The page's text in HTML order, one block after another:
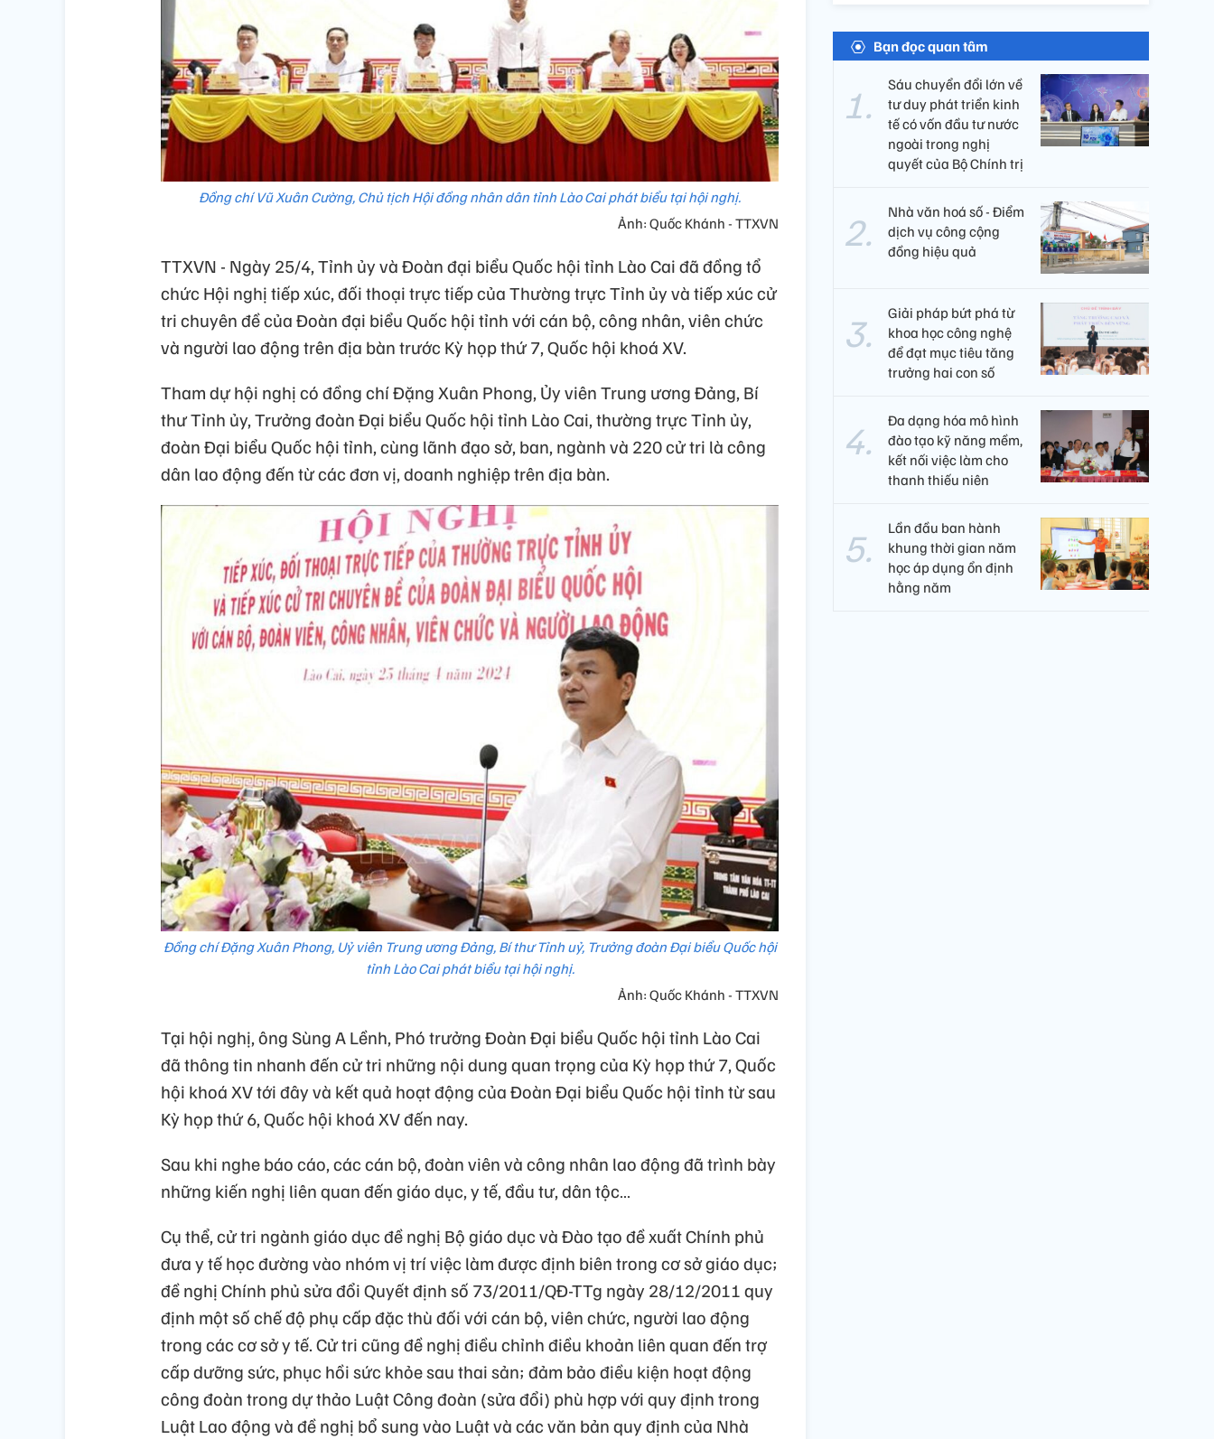
Đồng chí Vũ Xuân Cường, Chủ tịch Hội đồng nhân dân tỉnh Lào Cai phát biểu tại hội nghị.
Ảnh: Quốc Khánh - TTXVN
TTXVN - Ngày 25/4, Tỉnh ủy và Đoàn đại biểu Quốc hội tỉnh Lào Cai đã đồng tổ
chức Hội nghị tiếp xúc, đối thoại trực tiếp của Thường trực Tỉnh ủy và tiếp xúc cử
tri chuyên đề của Đoàn đại biểu Quốc hội tỉnh với cán bộ, công nhân, viên chức
và người lao động trên địa bàn trước Kỳ họp thứ 7, Quốc hội khoá XV.
Tham dự hội nghị có đồng chí Đặng Xuân Phong, Ủy viên Trung ương Đảng, Bí
thư Tỉnh ủy, Trưởng đoàn Đại biểu Quốc hội tỉnh Lào Cai, thường trực Tỉnh ủy,
đoàn Đại biểu Quốc hội tỉnh, cùng lãnh đạo sở, ban, ngành và 220 cử tri là công
dân lao động đến từ các đơn vị, doanh nghiệp trên địa bàn.
Đồng chí Đặng Xuân Phong, Uỷ viên Trung ương Đảng, Bí thư Tỉnh uỷ, Trưởng đoàn Đại biểu Quốc hội
tỉnh Lào Cai phát biểu tại hội nghị.
Ảnh: Quốc Khánh - TTXVN
Tại hội nghị, ông Sùng A Lềnh, Phó trưởng Đoàn Đại biểu Quốc hội tỉnh Lào Cai
đã thông tin nhanh đến cử tri những nội dung quan trọng của Kỳ họp thứ 7, Quốc
hội khoá XV tới đây và kết quả hoạt động của Đoàn Đại biểu Quốc hội tỉnh từ sau
Kỳ họp thứ 6, Quốc hội khoá XV đến nay.
Sau khi nghe báo cáo, các cán bộ, đoàn viên và công nhân lao động đã trình bày
những kiến nghị liên quan đến giáo dục, y tế, đầu tư, dân tộc…
Cụ thể, cử tri ngành giáo dục đề nghị Bộ giáo dục và Đào tạo đề xuất Chính phủ
đưa y tế học đường vào nhóm vị trí việc làm được định biên trong cơ sở giáo dục;
đề nghị Chính phủ sửa đổi Quyết định số 73/2011/QĐ-TTg ngày 28/12/2011 quy
định một số chế độ phụ cấp đặc thù đối với cán bộ, viên chức, người lao động
trong các cơ sở y tế. Cử tri cũng đề nghị điều chỉnh điều khoản liên quan đến trợ
cấp dưỡng sức, phục hồi sức khỏe sau thai sản; đảm bảo điều kiện hoạt động
công đoàn trong dự thảo Luật Công đoàn (sửa đổi) phù hợp với quy định trong
Luật Lao động và đề nghị bổ sung vào Luật và các văn bản quy định của Nhà
Bạn đọc quan tâm
Sáu chuyển đổi lớn về
tư duy phát triển kinh
tế có vốn đầu tư nước
ngoài trong nghị
quyết của Bộ Chính trị
Nhà văn hoá số - Điểm
dịch vụ công cộng
đồng hiệu quả
Giải pháp bứt phá từ
khoa học công nghệ
để đạt mục tiêu tăng
trưởng hai con số
Đa dạng hóa mô hình
đào tạo kỹ năng mềm,
kết nối việc làm cho
thanh thiếu niên
Lần đầu ban hành
khung thời gian năm
học áp dụng ổn định
hằng năm